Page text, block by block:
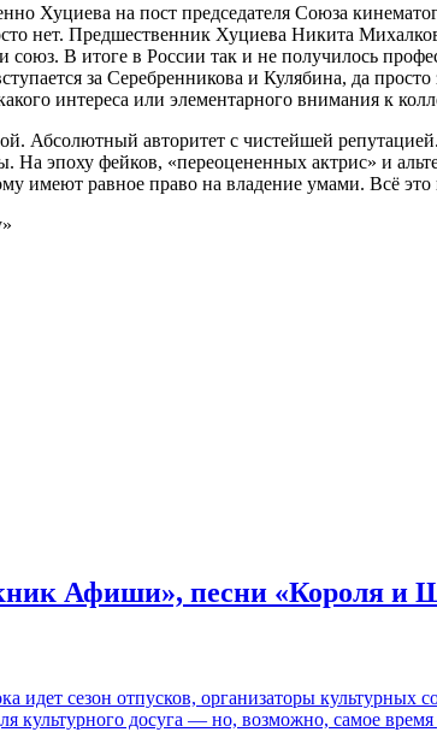
Хуциева на пост председателя Союза
нет. Предшественник Хуциева Никита
В итоге в России так и не получилось
за Серебренникова и Кулябина, да
интереса или элементарного внимания к
Абсолютный авторитет с чистейшей
На эпоху фейков, «переоцененных актрис» и
имеют равное право на владение умами. Всё это
Афиши», песни «Короля и
идет сезон отпусков, организаторы
культурного досуга — но, возможно, самое